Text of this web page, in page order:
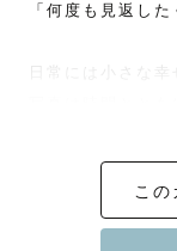
「何度も見返し
日常には小さな
幸せのかたちは
それぞれの思う
この